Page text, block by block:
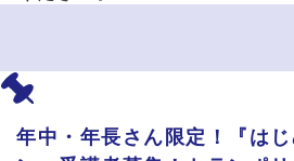
年中・年長さん限定！『は